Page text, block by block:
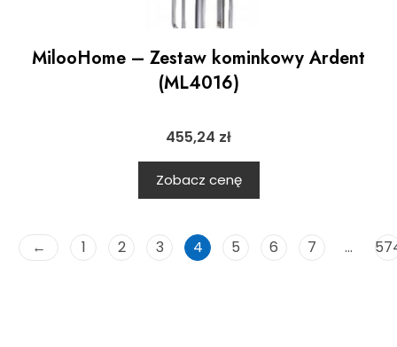
MilooHome – Zestaw kominkowy Ardent
(ML4016)
455,24 zł
Zobacz cenę
← 1 2 3 4 5 6 7 …